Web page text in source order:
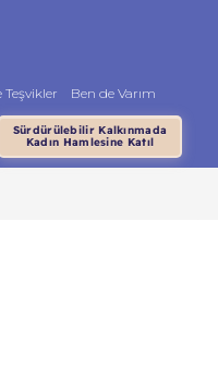
Teşvikler Ben de Varım
Sürdürülebilir Kalkınmada
Kadın Hamlesine Katıl